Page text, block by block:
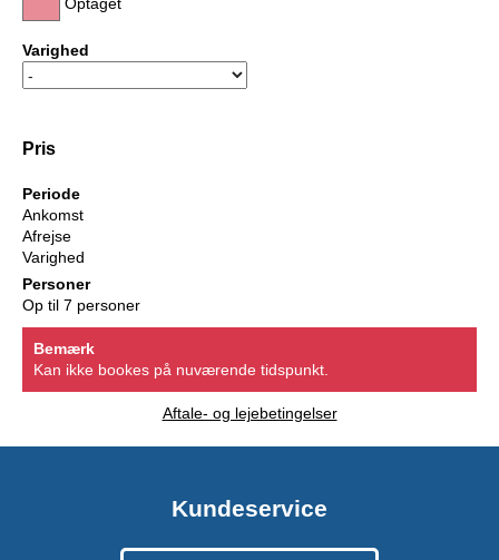
Optaget
Varighed
Pris
Periode
Ankomst
Afrejse
Varighed
Personer
Op til 7 personer
Bemærk
Kan ikke bookes på nuværende tidspunkt.
Aftale- og lejebetingelser
Kundeservice